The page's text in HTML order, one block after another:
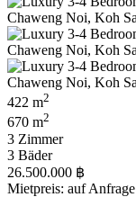
422 m2
670 m2
3 Zimmer
3 Bäder
26.500.000 ฿
Mietpreis: auf Anfrage